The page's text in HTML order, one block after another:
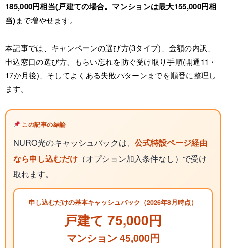
185,000円相当(戸建ての場合。マンションは最大155,000円相
当)まで増やせます。
本記事では、キャンペーンの選び方(3タイプ)、金額の内訳、
申込窓口の選び方、もらい忘れを防ぐ受け取り手順(開通11・
17か月後)、そしてよくある失敗パターンまでを順番に整理し
ます。
この記事の結論
NURO光のキャッシュバックは、 公式特設ページ経由
なら申し込むだけ （オプション加入条件なし）で受け
取れます。
申し込むだけの基本キャッシュバック（2026年8月時点）
戸建て 75,000円
マンション 45,000円